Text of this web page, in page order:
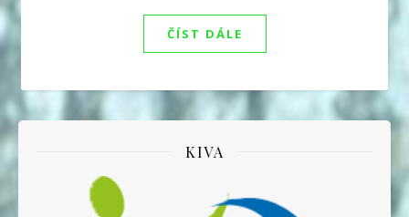
ČÍST DÁLE
KIVA